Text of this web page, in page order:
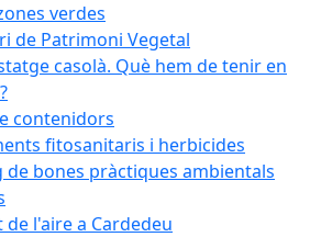
verdes
de Patrimoni Vegetal
casolà. Què hem de tenir en
contenidors
fitosanitaris i herbicides
de bones pràctiques ambientals
de l'aire a Cardedeu